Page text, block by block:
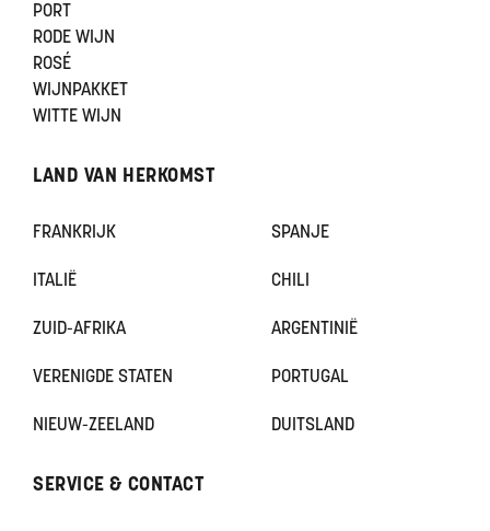
PORT
RODE WIJN
ROSÉ
WIJNPAKKET
WITTE WIJN
LAND VAN HERKOMST
FRANKRIJK SPANJE
ITALIË CHILI
ZUID-AFRIKA ARGENTINIË
VERENIGDE STATEN PORTUGAL
NIEUW-ZEELAND DUITSLAND
SERVICE & CONTACT